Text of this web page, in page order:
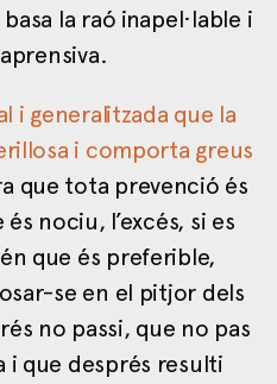
la raó inapel·lable i
i generalitzada que la
i comporta greus
que tota prevenció és
nociu, l’excés, si es
que és preferible,
se en el pitjor dels
no passi, que no pas
que després resulti